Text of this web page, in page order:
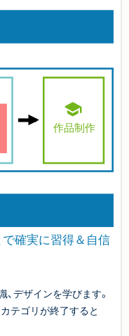
、デザインを学びます。
テゴリが終了すると